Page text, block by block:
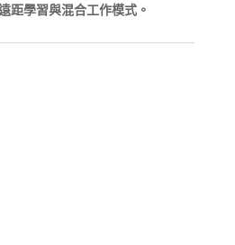
距學習與混合工作模式。